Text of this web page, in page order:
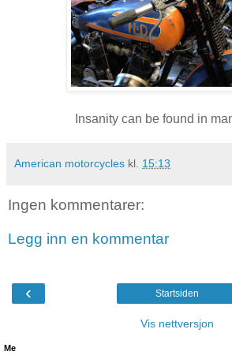
Insanity can be found in
American motorcycles kl. 15:13
Ingen kommentarer:
Legg inn en kommentar
‹ Startsiden
Vis nettversjon
Me